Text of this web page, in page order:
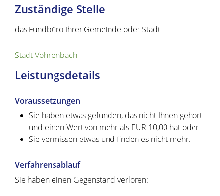
Zuständige Stelle
das Fundbüro Ihrer Gemeinde oder Stadt
Stadt Vöhrenbach
Leistungsdetails
Voraussetzungen
Sie haben etwas gefunden, das nicht Ihnen gehört
und einen Wert von mehr als EUR 10,00 hat oder
Sie vermissen etwas und finden es nicht mehr.
Verfahrensablauf
Sie haben einen Gegenstand verloren: